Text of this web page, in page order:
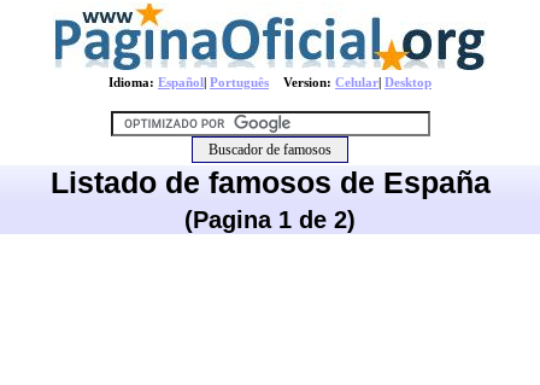
Idioma: Español| Português Version: Celular| Desktop
Listado de famosos de España
(Pagina 1 de 2)